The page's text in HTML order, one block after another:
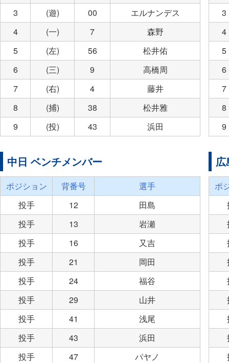
3
(遊) 00
エルナンデス
4
(一) 7
森野
5
(左) 56
松井佑
6
(三) 9
高橋周
7
(右) 4
藤井
8
(捕) 38
松井雅
9
(投) 43 浜田
3
4
5
6
7
8
9
中日 ベンチメンバー
ポジション 背番号
選手
投手
12
田島
投手
13
岩瀬
投手
16
又吉
投手
21
岡田
投手
24
福谷
投手
29
山井
投手
41
浅尾
投手
43
浜田
投手
47
パヤノ
ポ